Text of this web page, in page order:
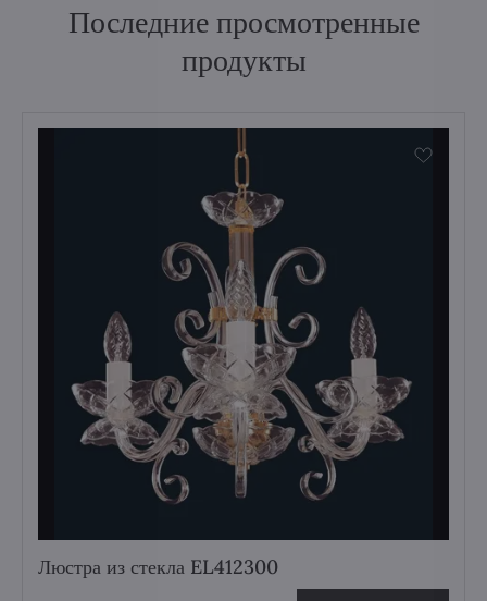
Последние просмотренные
продукты
Люстра из стекла EL412300